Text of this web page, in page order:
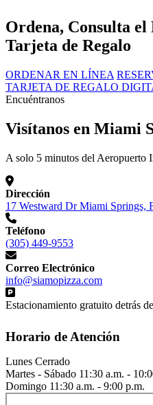
Ordena, Consulta
Tarjeta de Regalo
ORDENAR EN LÍNEA
TARJETA DE REGALO
Encuéntranos
Visítanos en Miami
A solo 5 minutos del Aeropuerto
Dirección
17 Westward Dr Miami Springs,
Teléfono
(305) 449-9553
Correo Electrónico
info@siamopizza.com
Estacionamiento gratuito detrás
Horario de Atención
Lunes Cerrado
Martes - Sábado 11:30 a.m. -
Domingo 11:30 a.m. - 9:00 p.m.